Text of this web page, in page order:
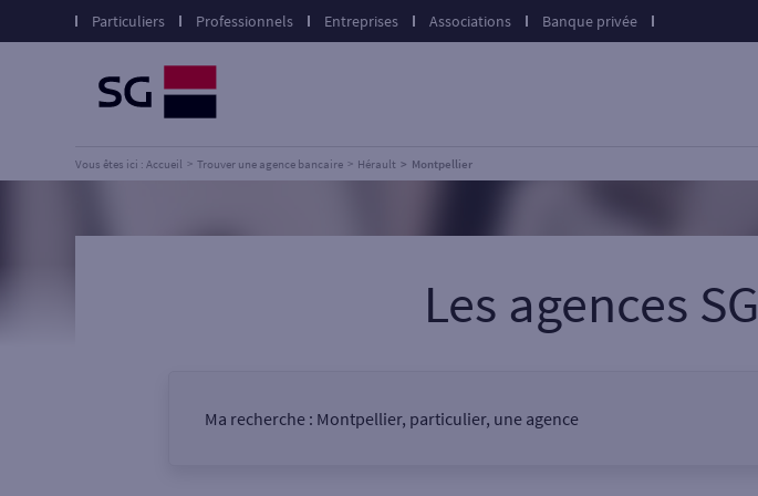
Particuliers Professionnels Entreprises Associations Banque privée
Vous êtes ici : Accueil Trouver une agence bancaire Hérault Montpellier
Les agences SG
Ma recherche : Montpellier, particulier, une agence